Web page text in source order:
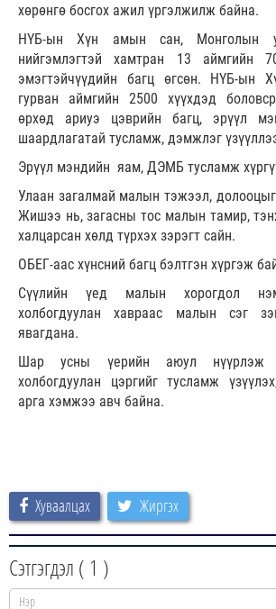
хөрөнгө босгох ажил үргэлжилж байна.
НҮБ-ын Хүн амын сан, Монголын
нийгэмлэгтэй хамтран 13 аймгийн
эмэгтэйчүүдийн багц өгсөн. НҮБ-ын
гурван аймгийн 2500 хүүхдэд
өрхөд ариуэ цэврийн багц, эрүүл
шаардлагатай тусламж, дэмжлэг
Эрүүл мэндийн яам, ДЭМБ тусламж
Улаан загалмай малын тэжээл,
Жишээ нь, загасны тос малын тамир,
халцарсан хөлд түрхэх зэрэгт сайн.
ОБЕГ-аас хүнсний багц бэлтгэн хүргэж
Сүүлийн үед малын хорогдол
холбогдуулан хавраас малын сэг
явагдана.
Шар усны үерийн аюул нүүрлэж
холбогдуулан цэргийг тусламж
арга хэмжээ авч байна.
Хуваалцах Жиргэх
Сэтгэгдэл ( 1 )